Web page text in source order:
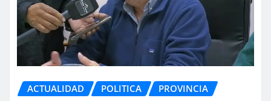
ACTUALIDAD POLITICA PROVINCIA